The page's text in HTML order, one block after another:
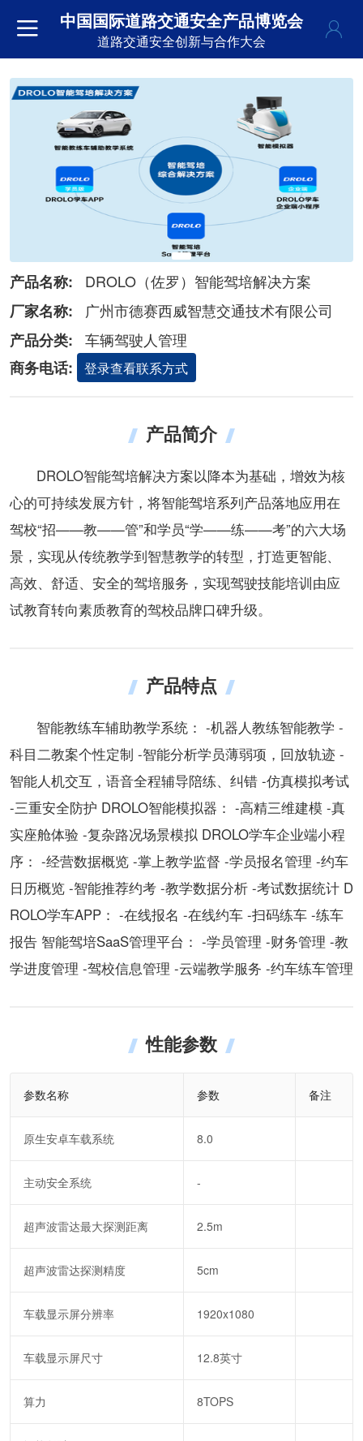
中国国际道路交通安全产品博览会
道路交通安全创新与合作大会
产品名称:
DROLO（佐罗）智能驾培解决方案
厂家名称:
广州市德赛西威智慧交通技术有限公司
产品分类:
车辆驾驶人管理
商务电话:
登录查看联系方式
产品简介
DROLO智能驾培解决方案以降本为基础，增效为核
心的可持续发展方针，将智能驾培系列产品落地应用在
驾校“招——教——管”和学员“学——练——考”的六大场
景，实现从传统教学到智慧教学的转型，打造更智能、
高效、舒适、安全的驾培服务，实现驾驶技能培训由应
试教育转向素质教育的驾校品牌口碑升级。
产品特点
智能教练车辅助教学系统： -机器人教练智能教学 -
科目二教案个性定制 -智能分析学员薄弱项，回放轨迹 -
智能人机交互，语音全程辅导陪练、纠错 -仿真模拟考试
-三重安全防护 DROLO智能模拟器： -高精三维建模 -真
实座舱体验 -复杂路况场景模拟 DROLO学车企业端小程
序： -经营数据概览 -掌上教学监督 -学员报名管理 -约车
日历概览 -智能推荐约考 -教学数据分析 -考试数据统计 D
ROLO学车APP： -在线报名 -在线约车 -扫码练车 -练车
报告 智能驾培SaaS管理平台： -学员管理 -财务管理 -教
学进度管理 -驾校信息管理 -云端教学服务 -约车练车管理
性能参数
参数名称 参数 备注
原生安卓车载系统 8.0
主动安全系统 -
超声波雷达最大探测距离 2.5m
超声波雷达探测精度 5cm
车载显示屏分辨率 1920x1080
车载显示屏尺寸 12.8英寸
算力 8TOPS